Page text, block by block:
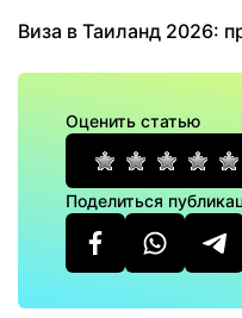
Виза в Таиланд 2026:
Оценить статью
Поделиться